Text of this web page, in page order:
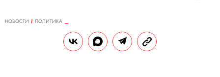
НОВОСТИ
ПОЛИТИКА
ОБНОВЛЕНО 15.02.2026, 04:00
Спикер палаты представителей